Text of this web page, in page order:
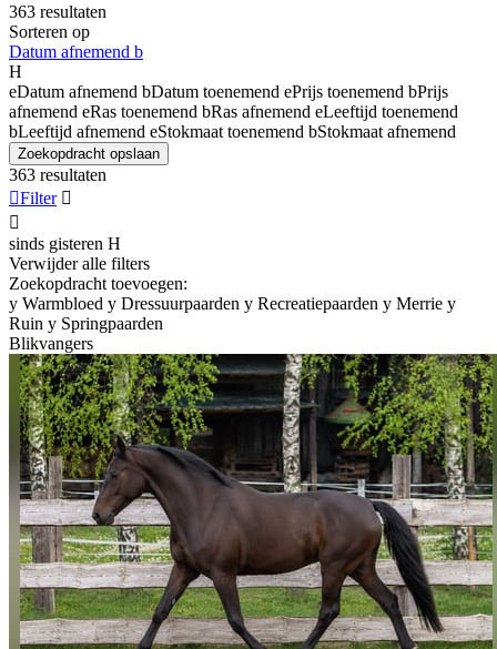
363 resultaten
Sorteren op
Datum afnemend b
H
eDatum afnemend bDatum toenemend ePrijs toenemend bPrijs
afnemend eRas toenemend bRas afnemend eLeeftijd toenemend
bLeeftijd afnemend eStokmaat toenemend bStokmaat afnemend
Zoekopdracht opslaan
363 resultaten
Filter 

sinds gisteren H
Verwijder alle filters
Zoekopdracht toevoegen:
y Warmbloed y Dressuurpaarden y Recreatiepaarden y Merrie y
Ruin y Springpaarden
Blikvangers